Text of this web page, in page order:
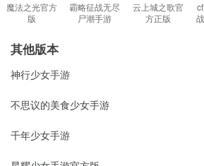
演习场晶核奖励提高*5,资源战奖励提高5-
提高*20,其余副本产出大幅度增加。
七日登陆，首日上线即可领取3000晶核、
经验。
购买小月卡立即获得3000晶核，30天内每日
充值任意金额即可获得传奇5星战舰轰鸣、
0、技能药水（小）*10。
购买豪华月卡立即获得30000晶核，30天
魔法之光官方
版
霸略征战无尽
尸潮手游
云上城之歌官
方正版
其他版本
神行少女手游
不思议的美食少女手游
千年少女手游